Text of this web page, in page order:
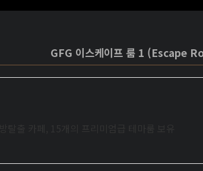
GFG 이스케이프 룸 1 (Escape